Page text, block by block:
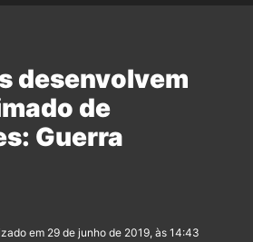
desenvolvem
de
Guerra
em 29 de junho de 2019, às 14:43